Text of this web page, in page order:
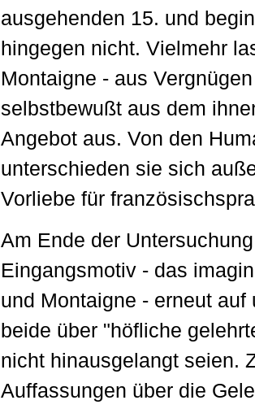
ausgehenden 15. und
hingegen nicht. Vielmehr
Montaigne - aus
selbstbewußt aus dem
Angebot aus. Von den
unterschieden sie sich
Vorliebe für
Am Ende der
Eingangsmotiv - das
und Montaigne - erneut
beide über "höfliche
nicht hinausgelangt seien.
Auffassungen über die